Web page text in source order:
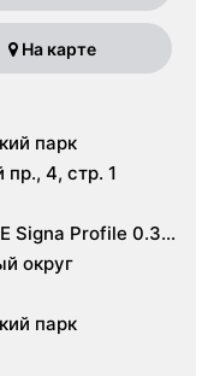
На карте
парк
4, стр. 1
Signa Profile 0.35
Logiq 8
округ
парк